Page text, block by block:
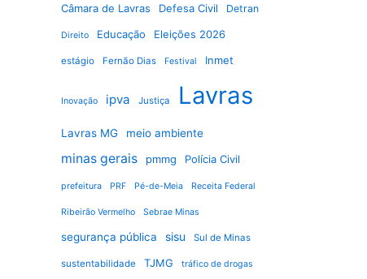
Câmara de Lavras Defesa Civil Detran
Direito Educação Eleições 2026
estágio Fernão Dias Festival Inmet
Inovação ipva Justiça Lavras
Lavras MG meio ambiente
minas gerais pmmg Polícia Civil
prefeitura PRF Pé-de-Meia Receita Federal
Ribeirão Vermelho Sebrae Minas
segurança pública sisu Sul de Minas
sustentabilidade TJMG tráfico de drogas